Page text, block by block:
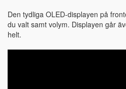
Den tydliga OLED-displayen på
du valt samt volym. Displayen går
helt.